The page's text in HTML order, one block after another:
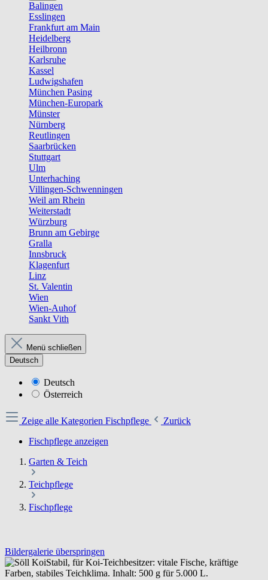
Balingen
Esslingen
Frankfurt am Main
Heidelberg
Heilbronn
Karlsruhe
Kassel
Ludwigshafen
München Pasing
München-Europark
Münster
Nürnberg
Reutlingen
Saarbrücken
Stuttgart
Ulm
Unterhaching
Villingen-Schwenningen
Weil am Rhein
Weiterstadt
Würzburg
Brunn am Gebirge
Gralla
Innsbruck
Klagenfurt
Linz
St. Valentin
Wien
Wien-Auhof
Sankt Vith
Menü schließen
Deutsch
Deutsch
Österreich
Zeige alle Kategorien Fischpflege
Zurück
Fischpflege anzeigen
Garten & Teich
Teichpflege
Fischpflege
Bildergalerie überspringen